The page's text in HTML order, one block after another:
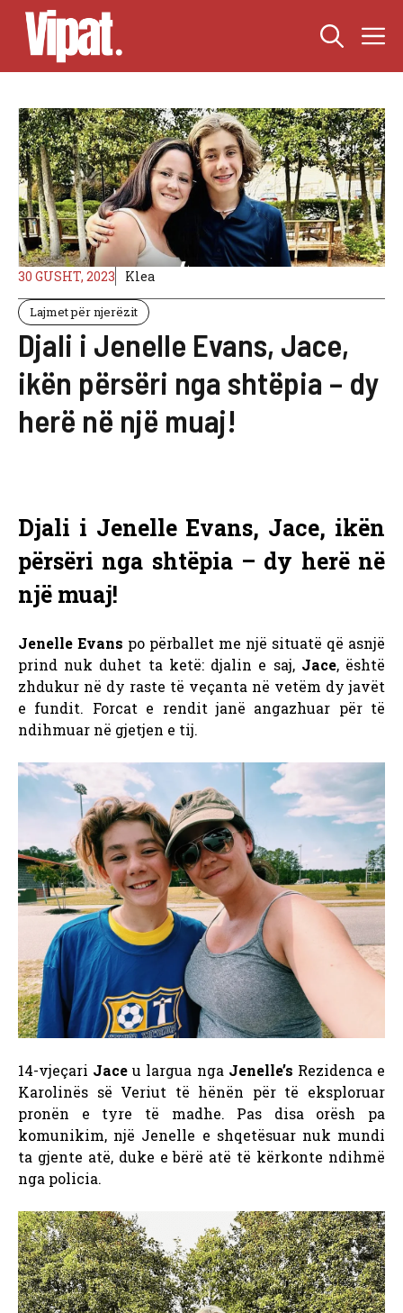
Skip
content
30 GUSHT, 2023 Klea
Lajmet për njerëzit
Djali i Jenelle Evans, Jace,
ikën përsëri nga shtëpia – dy
herë në një muaj!
Djali i Jenelle Evans, Jace, ikën
përsëri nga shtëpia – dy herë në
një muaj!
Jenelle Evans po përballet me një situatë që asnjë
prind nuk duhet ta ketë: djalin e saj, Jace, është
zhdukur në dy raste të veçanta në vetëm dy javët
e fundit. Forcat e rendit janë angazhuar për të
ndihmuar në gjetjen e tij.
14-vjeçari Jace u largua nga Jenelle’s Rezidenca e
Karolinës së Veriut të hënën për të eksploruar
pronën e tyre të madhe. Pas disa orësh pa
komunikim, një Jenelle e shqetësuar nuk mundi
ta gjente atë, duke e bërë atë të kërkonte ndihmë
nga policia.